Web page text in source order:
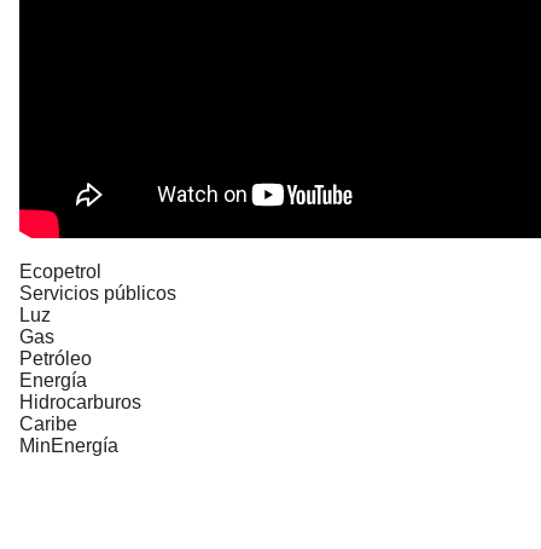
Ecopetrol
Servicios públicos
Luz
Gas
Petróleo
Energía
Hidrocarburos
Caribe
MinEnergía